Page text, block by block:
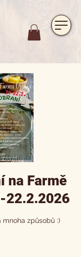
na Farmě
22.2.2026
mnoha způsobů :)